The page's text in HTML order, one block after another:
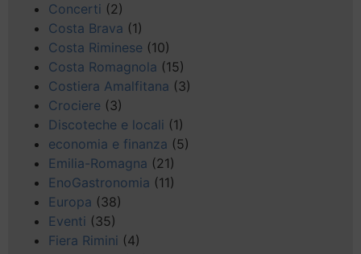
Concerti (2)
Costa Brava (1)
Costa Riminese (10)
Costa Romagnola (15)
Costiera Amalfitana (3)
Crociere (3)
Discoteche e locali (1)
economia e finanza (5)
Emilia-Romagna (21)
EnoGastronomia (11)
Europa (38)
Eventi (35)
Fiera Rimini (4)